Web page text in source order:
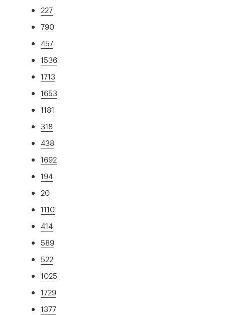
227
790
457
1536
1713
1653
1181
318
438
1692
194
20
1110
414
589
522
1025
1729
1377